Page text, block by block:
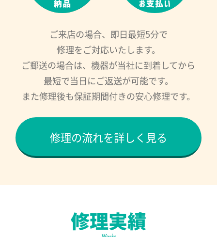
ご来店の場合、即日最短5分で
修理をご対応いたします。
ご郵送の場合は、機器が当社に到着してから
最短で当日にご返送が可能です。
また修理後も保証期間付きの安心修理です。
修理の流れを詳しく見る